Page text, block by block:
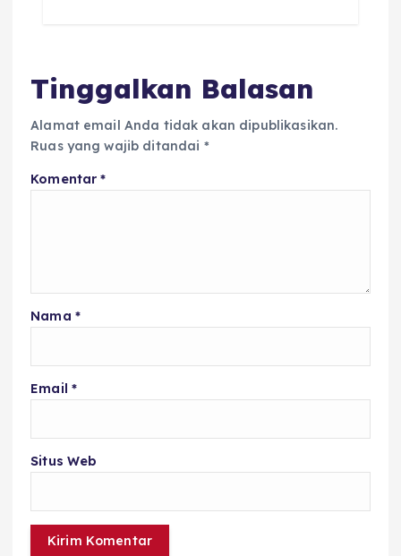
Tinggalkan Balasan
Alamat email Anda tidak akan dipublikasikan.
Ruas yang wajib ditandai *
Komentar*
Nama *
Email *
Situs Web